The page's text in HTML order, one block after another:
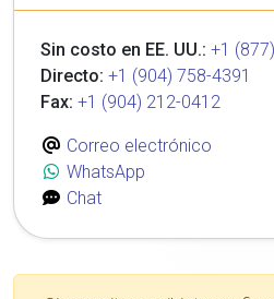
Sin costo en EE. UU.: +1
Directo: +1 (904) 758-4391
Fax: +1 (904) 212-0412
Correo electrónico
WhatsApp
Chat